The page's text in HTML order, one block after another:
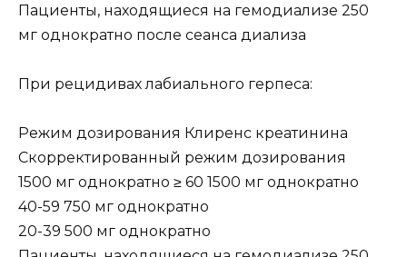
Пациенты, находящиеся на гемодиализе 250
мг однократно после сеанса диализа
При рецидивах лабиального герпеса:
Режим дозирования Клиренс креатинина
Скорректированный режим дозирования
1500 мг однократно ≥ 60 1500 мг однократно
40-59 750 мг однократно
20-39 500 мг однократно